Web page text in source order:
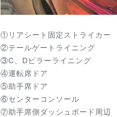
①リアシート固定ストライカー
②テールゲートライニング
③C、Dピラーライニング
④運転席ドア
⑤助手席ドア
⑥センターコンソール
⑦助手席側ダッシュボード周辺